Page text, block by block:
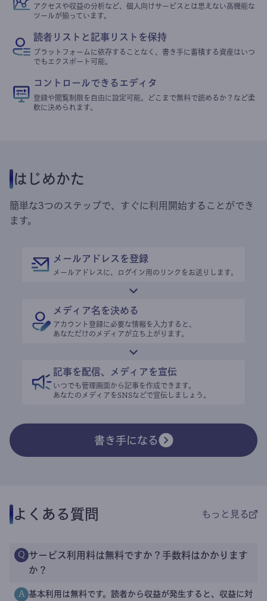
アクセスや収益の分析など、個人向けサービスとは思えない高機能な
ツールが揃っています。
読者リストと記事リストを保持
プラットフォームに依存することなく、書き手に蓄積する資産はいつ
でもエクスポート可能。
コントロールできるエディタ
登録や閲覧制限を自由に設定可能。どこまで無料で読めるか？など柔
軟に決められます。
はじめかた
簡単な3つのステップで、すぐに利用開始することができ
ます。
メールアドレスを登録
メールアドレスに、ログイン用のリンクをお送りします。
メディア名を決める
アカウント登録に必要な情報を入力すると、
あなただけのメディアが立ち上がります。
記事を配信、メディアを宣伝
いつでも管理画面から記事を作成できます。
あなたのメディアをSNSなどで宣伝しましょう。
書き手になる
よくある質問 もっと見る
Q サービス利用料は無料ですか？手数料はかかります
か？
A 基本利用は無料です。読者から収益が発生すると、収益に対